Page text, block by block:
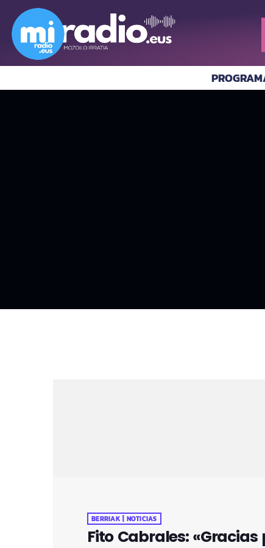
BERRIAK | NOTICIAS
Fito Cabrales: